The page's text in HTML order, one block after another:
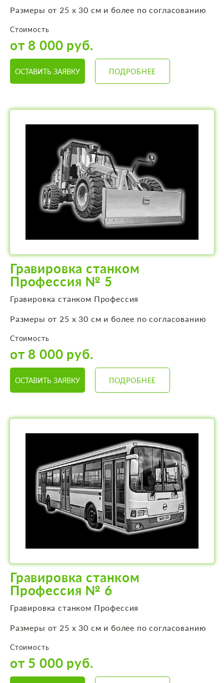
Размеры от 25 х 30 см и более по согласованию
Стоимость
от 8 000 руб.
ОСТАВИТЬ ЗАЯВКУ ПОДРОБНЕЕ
Гравировка станком
Профессия № 5
Гравировка станком Профессия
Размеры от 25 х 30 см и более по согласованию
Стоимость
от 8 000 руб.
ОСТАВИТЬ ЗАЯВКУ ПОДРОБНЕЕ
Гравировка станком
Профессия № 6
Гравировка станком Профессия
Размеры от 25 х 30 см и более по согласованию
Стоимость
от 5 000 руб.